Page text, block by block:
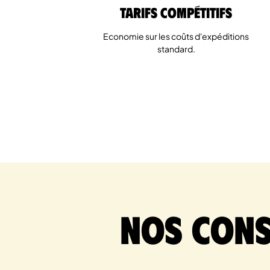
Tarifs Compétitifs
Economie sur les coûts d'expéditions
standard.
Nos